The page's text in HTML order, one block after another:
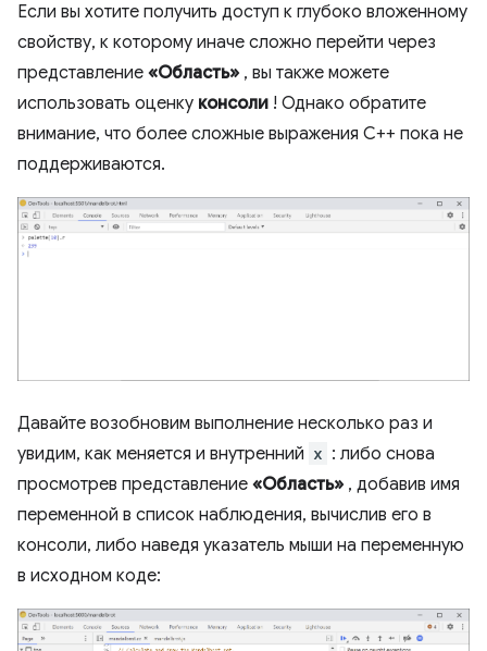
Если вы хотите получить доступ к глубоко вложенному
свойству, к которому иначе сложно перейти через
представление «Область» , вы также можете
использовать оценку консоли ! Однако обратите
внимание, что более сложные выражения C++ пока не
поддерживаются.
Давайте возобновим выполнение несколько раз и
увидим, как меняется и внутренний x : либо снова
просмотрев представление «Область» , добавив имя
переменной в список наблюдения, вычислив его в
консоли, либо наведя указатель мыши на переменную
в исходном коде: